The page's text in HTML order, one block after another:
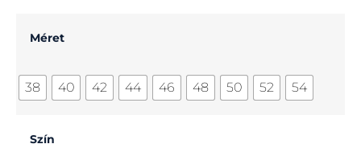
Méret
38 40 42 44 46 48 50 52 54
Szín